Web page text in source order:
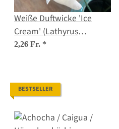
Weiße Duftwicke 'Ice
Cream' (Lathyrus
odoratus) Samen
2,26 Fr. *
BESTSELLER